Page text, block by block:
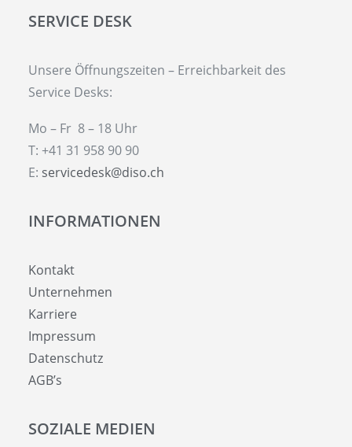
SERVICE DESK
Unsere Öffnungszeiten – Erreichbarkeit des
Service Desks:
Mo – Fr 8 – 18 Uhr
T: +41 31 958 90 90
E: servicedesk@diso.ch
INFORMATIONEN
Kontakt
Unternehmen
Karriere
Impressum
Datenschutz
AGB’s
SOZIALE MEDIEN